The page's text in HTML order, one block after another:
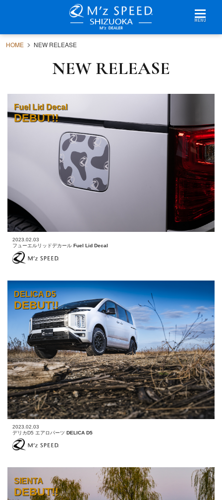
MENU
HOME NEW RELEASE
NEW RELEASE
Fuel Lid Decal
DEBUT!!
2023.02.03
フューエルリッドデカール Fuel Lid Decal
DELICA D5
DEBUT!!
2023.02.03
デリカD5 エアロパーツ DELICA D5
SIENTA
DEBUT!!